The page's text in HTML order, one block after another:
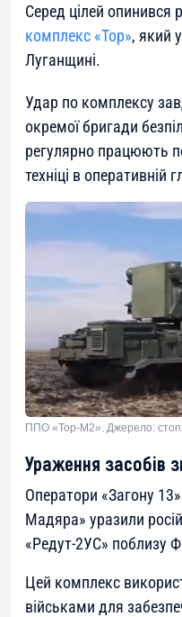
Серед цілей опинився
комплекс «Тор», який
Луганщині.
Удар по комплексу
окремої бригади
регулярно працюють
техніці в оперативній
ППО «Тор-М2». Джерело:
Ураження засобів
Оператори «Загону
Мадяра» уразили
«Редут-2УС» поблизу
Цей комплекс
військами для